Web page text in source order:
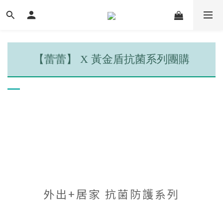
【蕾蕾】 X 黃金盾抗菌系列團購
外出+居家 抗菌防護系列